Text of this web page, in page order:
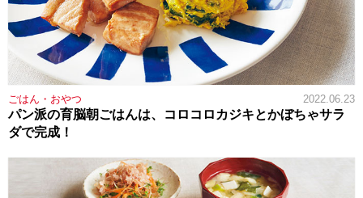
ごはん・おやつ 2022.06.23
パン派の育脳朝ごはんは、コロコロカジキとかぼちゃサラ
ダで完成！